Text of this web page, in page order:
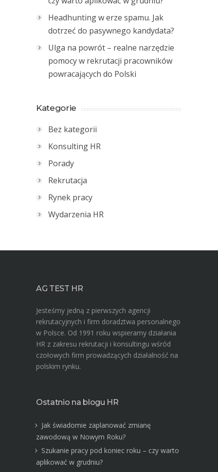
Headhunting w erze spamu. Jak
dotrzeć do pasywnego kandydata?
Ulga na powrót – realne narzędzie
pomocy w rekrutacji pracowników
powracających do Polski
Kategorie
Bez kategorii
Konsulting HR
Porady
Rekrutacja
Rynek pracy
Wydarzenia HR
AG TEST HR
Jesteśmy jedną z pierwszych agencji
rekrutacyjnych i firm doradztwa personalnego
w Polsce. Od 1991 roku wspieramy działania
HR z zakresu rekrutacji i konsultingu wśród
czołowych firm prowadzących działalność na
polskim rynku.
Ostatnio na blogu HR
Jak świadomie zaplanować zmianę
zawodową w Nowym Roku?
Szukanie pracy pod koniec roku – czy warto
aplikować w grudniu?